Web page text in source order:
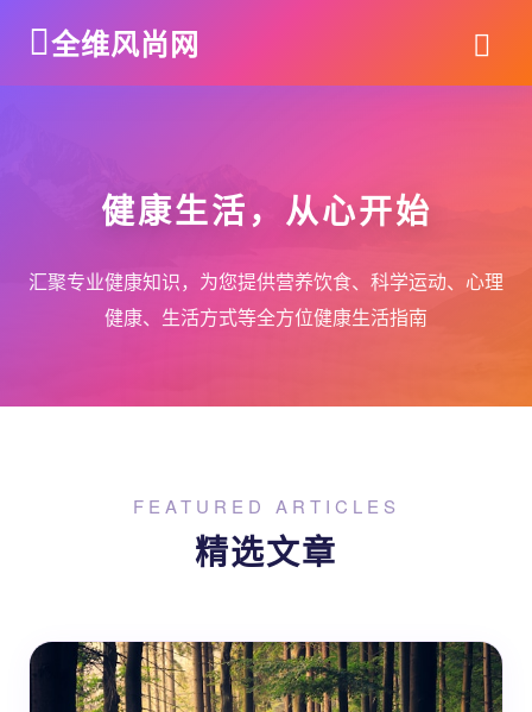
全维风尚网
健康生活，从心开始
汇聚专业健康知识，为您提供营养饮食、科学运动、心理
健康、生活方式等全方位健康生活指南
FEATURED ARTICLES
精选文章